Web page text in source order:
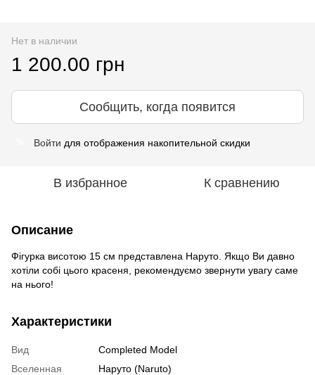
Нет в наличии
1 200.00 грн
Сообщить, когда появится
Войти для отображения накопительной скидки
В избранное К сравнению
Описание
Фігурка висотою 15 см представлена Наруто. Якщо Ви давно
хотіли собі цього красеня, рекомендуємо звернути увагу саме
на нього!
Характеристики
Вид
Completed Model
Вселенная
Наруто (Naruto)